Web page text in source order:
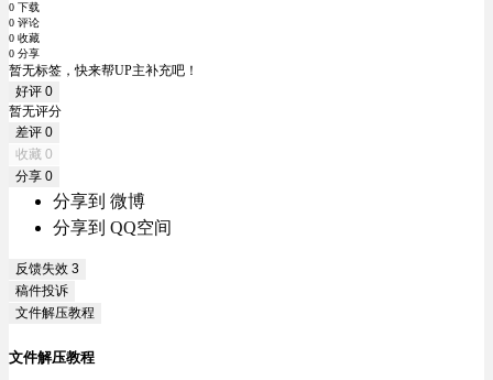
0 下载
0 评论
0 收藏
0 分享
暂无标签，快来帮UP主补充吧！
好评 0
暂无评分
差评 0
收藏 0
分享 0
分享到 微博
分享到 QQ空间
反馈失效 3
稿件投诉
文件解压教程
文件解压教程